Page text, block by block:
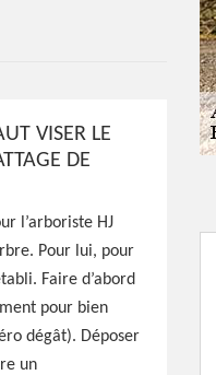
VISER LE
DE
l’arboriste HJ
Pour lui, pour
Faire d’abord
pour bien
dégât). Déposer
un